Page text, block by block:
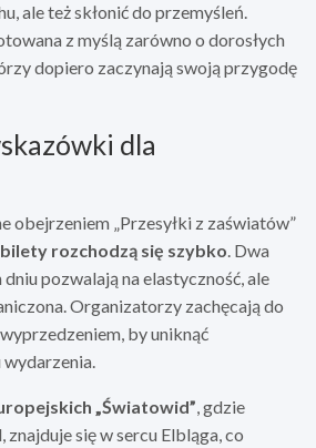
ale też skłonić do przemyśleń.
z myślą zarówno o dorosłych
dopiero zaczynają swoją przygodę
dla
obejrzeniem „Przesyłki z zaświatów”
bilety rozchodzą się szybko. Dwa
pozwalają na elastyczność, ale
Organizatorzy zachęcają do
by uniknąć
„Światowid”, gdzie
się w sercu Elbląga, co